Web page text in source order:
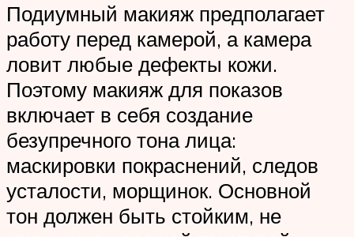
Подиумный макияж предполагает
работу перед камерой, а камера
ловит любые дефекты кожи.
Поэтому макияж для показов
включает в себя создание
безупречного тона лица:
маскировки покраснений, следов
усталости, морщинок. Основной
тон должен быть стойким, не